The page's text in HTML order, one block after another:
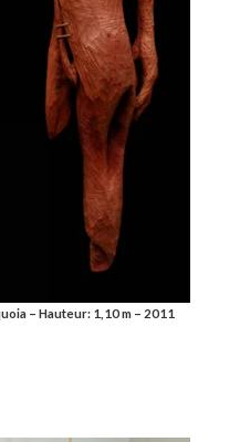
– Hauteur: 1,10 m – 2011